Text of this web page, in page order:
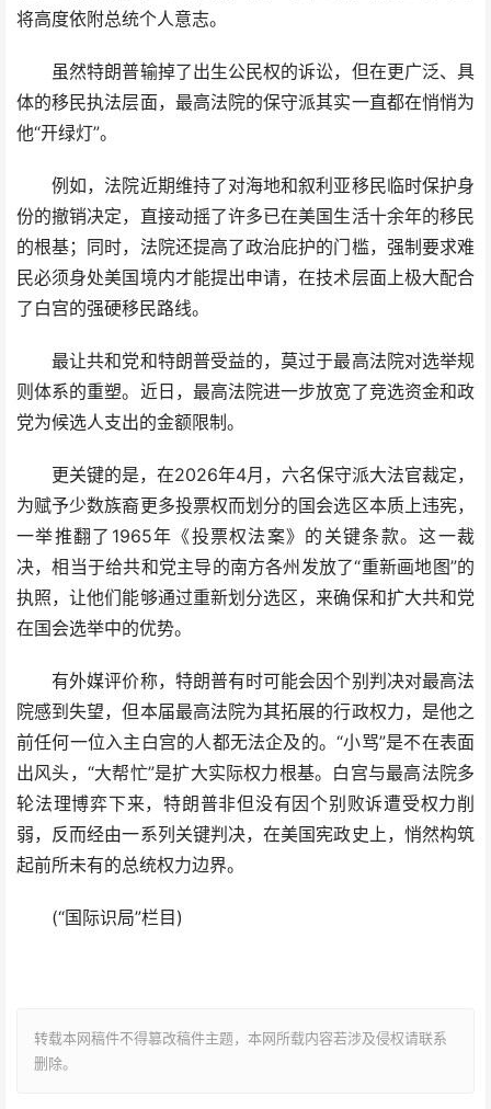
将高度依附总统个人意志。
虽然特朗普输掉了出生公民权的诉讼，但在更广泛、具
体的移民执法层面，最高法院的保守派其实一直都在悄悄为
他“开绿灯”。
例如，法院近期维持了对海地和叙利亚移民临时保护身
份的撤销决定，直接动摇了许多已在美国生活十余年的移民
的根基；同时，法院还提高了政治庇护的门槛，强制要求难
民必须身处美国境内才能提出申请，在技术层面上极大配合
了白宫的强硬移民路线。
最让共和党和特朗普受益的，莫过于最高法院对选举规
则体系的重塑。近日，最高法院进一步放宽了竞选资金和政
党为候选人支出的金额限制。
更关键的是，在2026年4月，六名保守派大法官裁定，
为赋予少数族裔更多投票权而划分的国会选区本质上违宪，
一举推翻了1965年《投票权法案》的关键条款。这一裁
决，相当于给共和党主导的南方各州发放了“重新画地图”的
执照，让他们能够通过重新划分选区，来确保和扩大共和党
在国会选举中的优势。
有外媒评价称，特朗普有时可能会因个别判决对最高法
院感到失望，但本届最高法院为其拓展的行政权力，是他之
前任何一位入主白宫的人都无法企及的。“小骂”是不在表面
出风头，“大帮忙”是扩大实际权力根基。白宫与最高法院多
轮法理博弈下来，特朗普非但没有因个别败诉遭受权力削
弱，反而经由一系列关键判决，在美国宪政史上，悄然构筑
起前所未有的总统权力边界。
(“国际识局”栏目)
转载本网稿件不得篡改稿件主题，本网所载内容若涉及侵权请联系
删除。